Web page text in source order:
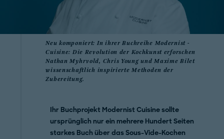
Neu komponiert: In ihrer ­Buchreihe ­Modernist ­
Cuisine: Die Revolution der Kochkunst erforschen
Nathan ­Myhrvold, Chris Young und ­Maxime ­Bilet
wissenschaftlich inspirierte Methoden der
Zubereitung.
Ihr Buchprojekt Modernist Cuisine sollte
ursprünglich nur ein mehrere Hundert Seiten
starkes Buch über das Sous-Vide-Kochen